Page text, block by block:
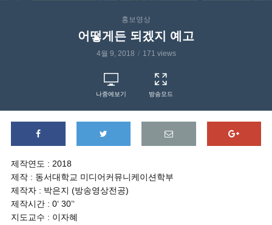
홍보영상
어떻게든 되겠지 예고
4월 9, 2018 171 views
나중에보기 방송모드
제작연도 : 2018
제작 : 동서대학교 미디어커뮤니케이션학부
제작자 : 박은지 (방송영상전공)
제작시간 : 0‘ 30’‘
지도교수 : 이자혜